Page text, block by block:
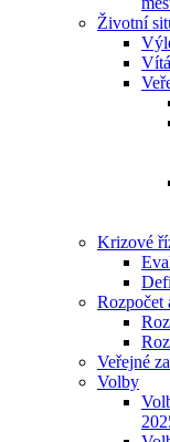
Životní
Krizové
Rozpočet
Veřejné
Volby